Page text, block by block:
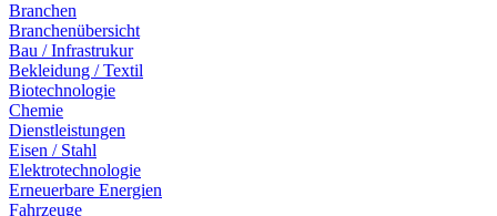
Branchen
Branchenübersicht
Bau / Infrastrukur
Bekleidung / Textil
Biotechnologie
Chemie
Dienstleistungen
Eisen / Stahl
Elektrotechnologie
Erneuerbare Energien
Fahrzeuge